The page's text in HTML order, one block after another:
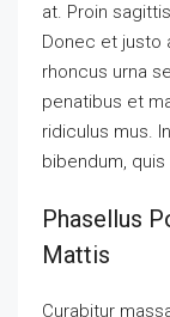
at. Proin
Donec et justo
rhoncus urna
penatibus et
ridiculus mus.
bibendum,
Phasellus
Mattis
Curabitur